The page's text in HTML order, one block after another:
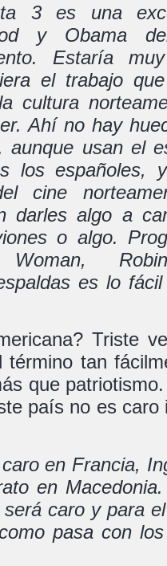
3 es una
y Obama
Estaría
el trabajo
cultura
Ahí no hay
aunque usan el
los españoles,
cine
darles algo a
o algo.
Woman,
es lo
Triste
término tan
que
país no es caro
en Francia,
en
será caro y para
pasa con